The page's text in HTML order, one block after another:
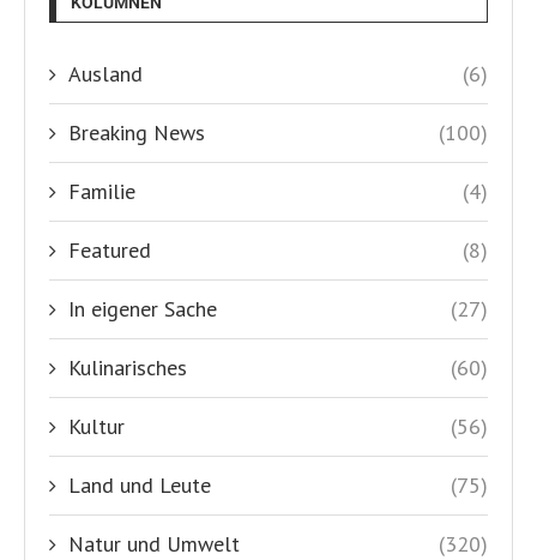
Ausland (6)
Breaking News (100)
Familie (4)
Featured (8)
In eigener Sache (27)
Kulinarisches (60)
Kultur (56)
Land und Leute (75)
Natur und Umwelt (320)